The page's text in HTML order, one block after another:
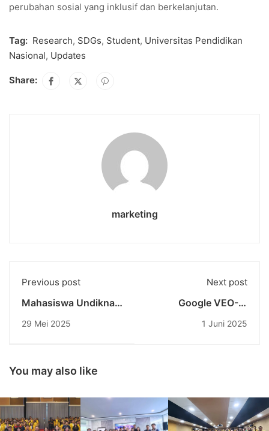
perubahan sosial yang inklusif dan berkelanjutan.
Tag: Research, SDGs, Student, Universitas Pendidikan
Nasional, Updates
Share:
marketing
Previous post
Mahasiswa Undiknas
Manner dan
Sindhu Beach Hotel
29 Mei 2025
Next post
Google VEO-3:
dalam Teknologi
1 Juni 2025
You may also like